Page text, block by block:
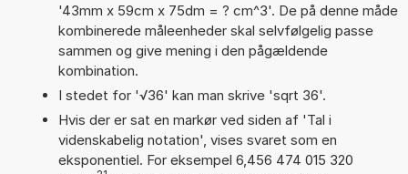
'43mm x 59cm x 75dm = ? cm^3'. De på denne måde
kombinerede måleenheder skal selvfølgelig passe
sammen og give mening i den pågældende
kombination.
I stedet for '√36' kan man skrive 'sqrt 36'.
Hvis der er sat en markør ved siden af 'Tal i
videnskabelig notation', vises svaret som en
eksponentiel. For eksempel 6,456 474 015 320